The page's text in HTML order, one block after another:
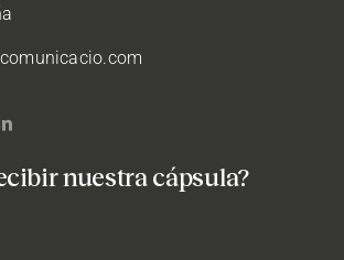
nuestra cápsula?